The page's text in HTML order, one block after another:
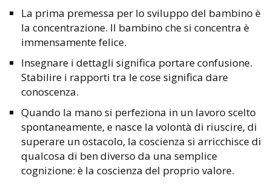
La prima premessa per lo sviluppo del bambino è
la concentrazione. Il bambino che si concentra è
immensamente felice.
Insegnare i dettagli significa portare confusione.
Stabilire i rapporti tra le cose significa dare
conoscenza.
Quando la mano si perfeziona in un lavoro scelto
spontaneamente, e nasce la volontà di riuscire, di
superare un ostacolo, la coscienza si arricchisce di
qualcosa di ben diverso da una semplice
cognizione: è la coscienza del proprio valore.